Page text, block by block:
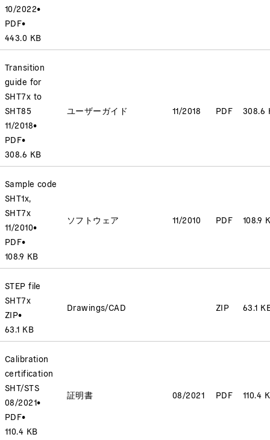
10/2022•
PDF•
443.0 KB
Transition
guide for
SHT7x to
SHT85
11/2018•
PDF•
308.6 KB
ユーザーガイド 11/2018 PDF 308.6
Sample code
SHT1x,
SHT7x
11/2010•
PDF•
108.9 KB
ソフトウェア 11/2010 PDF 108.9
STEP file
SHT7x
ZIP•
63.1 KB
Drawings/CAD ZIP 63.1
Calibration
certification
SHT/STS
08/2021•
PDF•
110.4 KB
証明書 08/2021 PDF 110.4